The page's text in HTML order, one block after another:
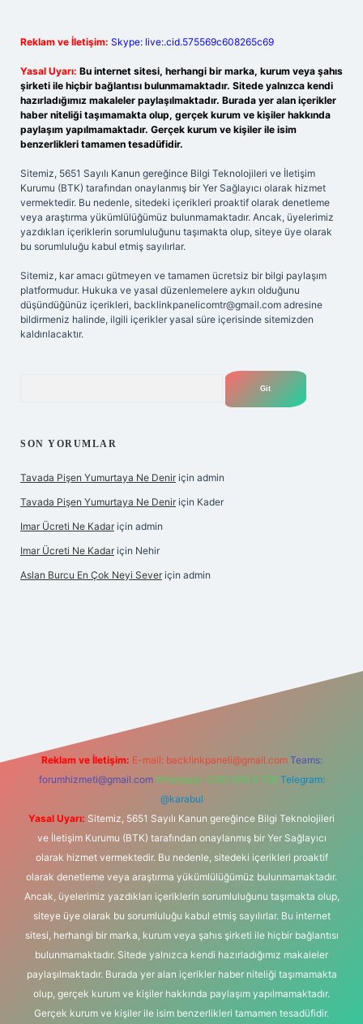
Reklam ve İletişim: Skype: live:.cid.575569c608265c69
Yasal Uyarı: Bu internet sitesi, herhangi bir marka, kurum veya şahıs
şirketi ile hiçbir bağlantısı bulunmamaktadır. Sitede yalnızca kendi
hazırladığımız makaleler paylaşılmaktadır. Burada yer alan içerikler
haber niteliği taşımamakta olup, gerçek kurum ve kişiler hakkında
paylaşım yapılmamaktadır. Gerçek kurum ve kişiler ile isim
benzerlikleri tamamen tesadüfidir.
Sitemiz, 5651 Sayılı Kanun gereğince Bilgi Teknolojileri ve İletişim
Kurumu (BTK) tarafından onaylanmış bir Yer Sağlayıcı olarak hizmet
vermektedir. Bu nedenle, sitedeki içerikleri proaktif olarak denetleme
veya araştırma yükümlülüğümüz bulunmamaktadır. Ancak, üyelerimiz
yazdıkları içeriklerin sorumluluğunu taşımakta olup, siteye üye olarak
bu sorumluluğu kabul etmiş sayılırlar.
Sitemiz, kar amacı gütmeyen ve tamamen ücretsiz bir bilgi paylaşım
platformudur. Hukuka ve yasal düzenlemelere aykırı olduğunu
düşündüğünüz içerikleri, backlinkpanelicomtr@gmail.com adresine
bildirmeniz halinde, ilgili içerikler yasal süre içerisinde sitemizden
kaldırılacaktır.
SON YORUMLAR
Tavada Pişen Yumurtaya Ne Denir için admin
Tavada Pişen Yumurtaya Ne Denir için Kader
Imar Ücreti Ne Kadar için admin
Imar Ücreti Ne Kadar için Nehir
Aslan Burcu En Çok Neyi Sever için admin
Reklam ve İletişim: E-mail: backlinkpaneli@gmail.com Teams:
forumhizmeti@gmail.com Whatsapp: 0262 606 0 726 Telegram:
@karabul
Yasal Uyarı: Sitemiz, 5651 Sayılı Kanun gereğince Bilgi Teknolojileri
ve İletişim Kurumu (BTK) tarafından onaylanmış bir Yer Sağlayıcı
olarak hizmet vermektedir. Bu nedenle, sitedeki içerikleri proaktif
olarak denetleme veya araştırma yükümlülüğümüz bulunmamaktadır.
Ancak, üyelerimiz yazdıkları içeriklerin sorumluluğunu taşımakta olup,
siteye üye olarak bu sorumluluğu kabul etmiş sayılırlar. Bu internet
sitesi, herhangi bir marka, kurum veya şahıs şirketi ile hiçbir bağlantısı
bulunmamaktadır. Sitede yalnızca kendi hazırladığımız makaleler
paylaşılmaktadır. Burada yer alan içerikler haber niteliği taşımamakta
olup, gerçek kurum ve kişiler hakkında paylaşım yapılmamaktadır.
Gerçek kurum ve kişiler ile isim benzerlikleri tamamen tesadüfidir.